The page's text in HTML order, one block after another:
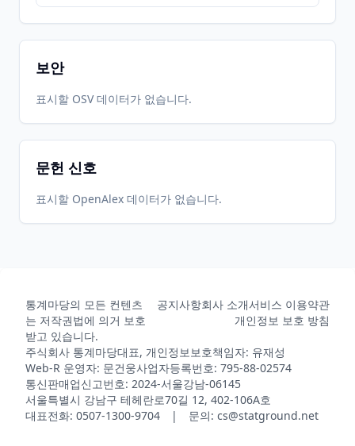
보안
표시할 OSV 데이터가 없습니다.
문헌 신호
표시할 OpenAlex 데이터가 없습니다.
통계마당의 모든 컨텐츠
는 저작권법에 의거 보호
받고 있습니다.
공지사항회사 소개서비스 이용약관
개인정보 보호 방침
주식회사 통계마당대표, 개인정보보호책임자: 유재성
Web-R 운영자: 문건웅사업자등록번호: 795-88-02574
통신판매업신고번호: 2024-서울강남-06145
서울특별시 강남구 테헤란로70길 12, 402-106A호
대표전화: 0507-1300-9704 | 문의: cs@statground.net